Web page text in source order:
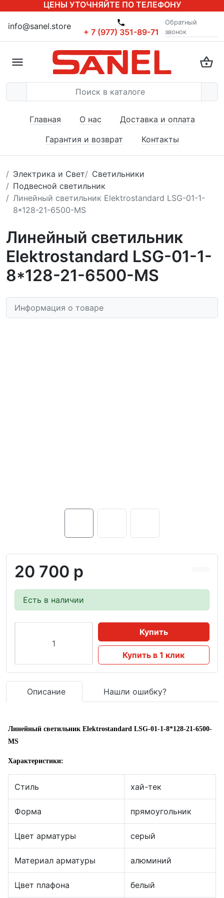
ЦЕНЫ УТОЧНЯЙТЕ ПО ТЕЛЕФОНУ
info@sanel.store
+ 7 (977) 351-89-71
Обратный
звонок
Главная О нас
Доставка и оплата
Гарантия и возврат
Контакты
Электрика и Свет
Светильники
Подвесной светильник
Линейный светильник Elektrostandard LSG-01-1-
8*128-21-6500-MS
Линейный светильник
Elektrostandard LSG-01-1-
8*128-21-6500-MS
Информация о товаре
20 700 р
Есть в наличии
Купить
Купить в 1 клик
Описание Нашли ошибку?
Линейный светильник Elektrostandard LSG-01-1-8*128-21-6500-
MS
Характеристики:
Стиль хай-тек
Форма прямоугольник
Цвет арматуры серый
Материал арматуры алюминий
Цвет плафона белый